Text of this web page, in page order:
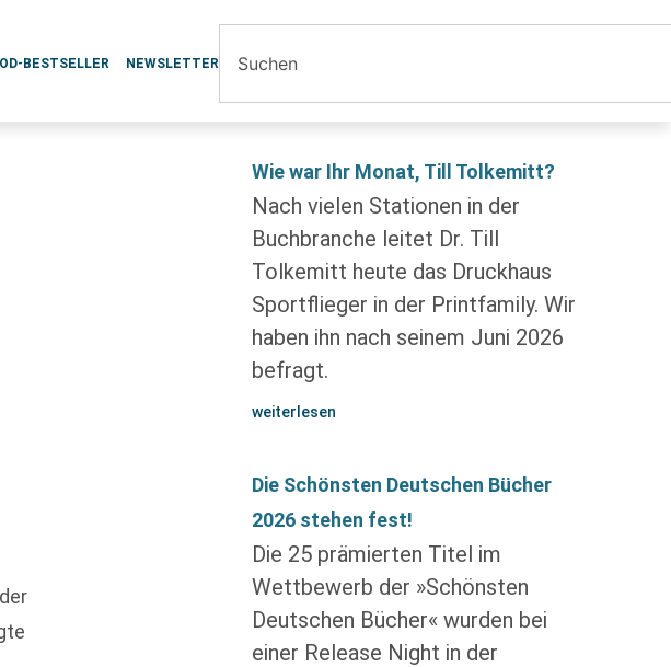
BESTSELLER NEWSLETTER
Wie war Ihr Monat, Till Tolkemitt?
Nach vielen Stationen in der
Buchbranche leitet Dr. Till
Tolkemitt heute das Druckhaus
Sportflieger in der Printfamily. Wir
haben ihn nach seinem Juni 2026
befragt.
weiterlesen
Die Schönsten Deutschen Bücher
2026 stehen fest!
Die 25 prämierten Titel im
Wettbewerb der »Schönsten
Deutschen Bücher« wurden bei
einer Release Night in der